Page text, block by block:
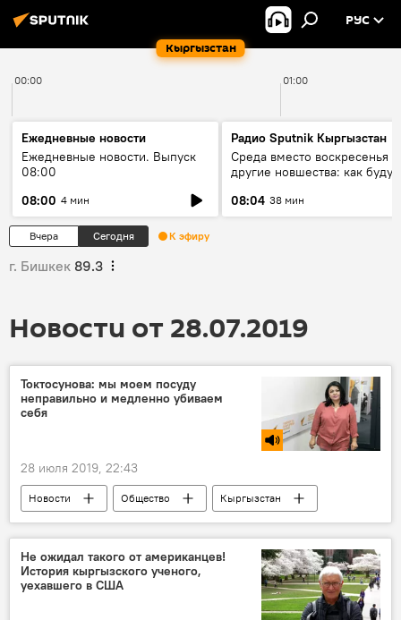
Кыргызстан
РУС
00:00 01:00
Ежедневные новости
Ежедневные новости. Выпуск
08:00
08:00 4 мин
Радио Sputnik Кыргызстан
Среда вместо воскресенья и
другие новшества: как будут
08:04 38 мин
Вчера Сегодня К эфиру
г. Бишкек 89.3
Новости от 28.07.2019
Токтосунова: мы моем посуду
неправильно и медленно убиваем
себя
28 июля 2019, 22:43
Новости Общество
Кыргызстан
Радио Sputnik Кыргызстан
химия
Не ожидал такого от американцев!
История кыргызского ученого,
уехавшего в США